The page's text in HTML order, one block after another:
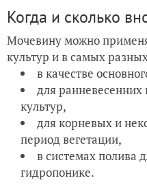
Когда и сколько
Мочевину можно
культур и в самых
в качестве
для
культур,
для корневых и
период вегетации,
в системах полива
гидропонике.